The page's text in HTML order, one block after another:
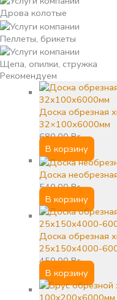
Дрова колотые
Пеллеты, брикеты
Щепа, опилки, стружка
Рекомендуем
Доска обрезная
32×100х6000мм
680,00Br
В корзину
Доска
540,00Br
В корзину
Доска обрезная
25х150х4000-
450,00Br
В корзину